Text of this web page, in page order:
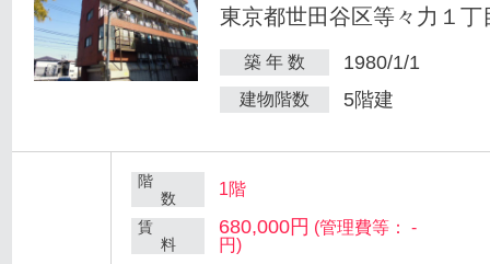
東京都世田谷区等々力１丁
築 年 数 1980/1/1
建物階数 5階建
階
数
1階
賃
料
680,000円 (管理費等： -
円)